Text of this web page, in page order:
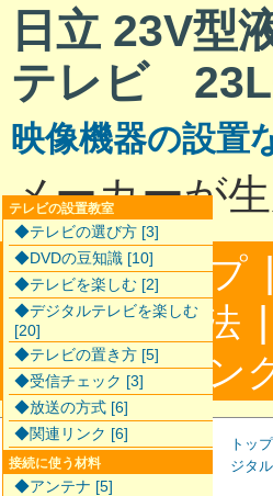
日立 23V型
テレビ
映像機器の設置
メーカーが
サイトマップ |
配線接続方法 |
合わせ|リン
トップ
ジタ
テレビの設置教室
◆テレビの選び方 [3]
◆DVDの豆知識 [10]
◆テレビを楽しむ [2]
◆デジタルテレビを楽しむ
[20]
◆テレビの置き方 [5]
◆受信チェック [3]
◆放送の方式 [6]
◆関連リンク [6]
接続に使う材料
◆アンテナ [5]